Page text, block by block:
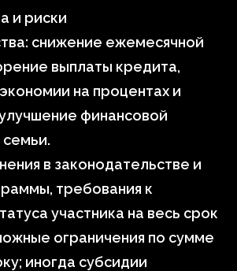
и риски
снижение ежемесячной
выплаты кредита,
на процентах и
финансовой
семьи.
в законодательстве и
требования к
участника на весь срок
ограничения по сумме
иногда субсидии